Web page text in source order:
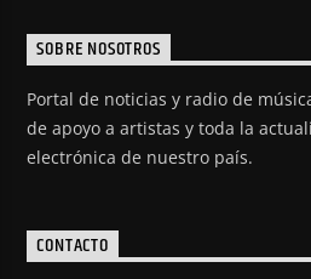
SOBRE NOSOTROS
Portal de noticias y radio de
de apoyo a artistas y toda la
electrónica de nuestro país.
CONTACTO